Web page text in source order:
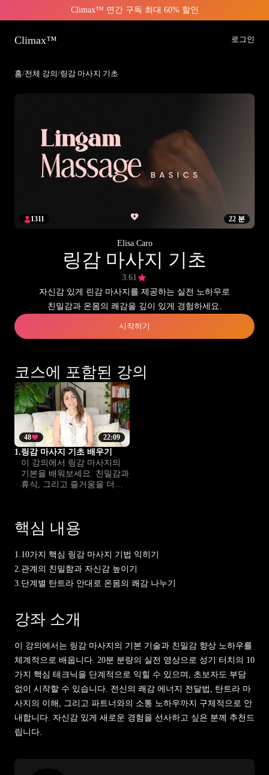
Climax™ 연간 구독 최대 60% 할인
Climax™ 로그인
홈/전체 강의/링감 마사지 기초
22 분
1311
Elisa Caro
링감 마사지 기초
3.61
자신감 있게 린감 마사지를 제공하는 실전 노하우로
친밀감과 온몸의 쾌감을 깊이 있게 경험하세요.
시작하기
코스에 포함된 강의
22:09
48
1.링감 마사지 기초 배우기
이 강의에서 링감 마사지의
기본을 배워보세요. 친밀감과
휴식, 그리고 즐거움을 더하
핵심 내용
1.10가지 핵심 링감 마사지 기법 익히기
2.관계의 친밀함과 자신감 높이기
3.단계별 탄트라 안대로 온몸의 쾌감 나누기
강좌 소개
이 강의에서는 링감 마사지의 기본 기술과 친밀감 향상 노하우를
체계적으로 배웁니다. 20분 분량의 실전 영상으로 성기 터치의 10
가지 핵심 테크닉을 단계적으로 익힐 수 있으며, 초보자도 부담
없이 시작할 수 있습니다. 전신의 쾌감 에너지 전달법, 탄트라 마
사지의 이해, 그리고 파트너와의 소통 노하우까지 구체적으로 안
내합니다. 자신감 있게 새로운 경험을 선사하고 싶은 분께 추천드
립니다.